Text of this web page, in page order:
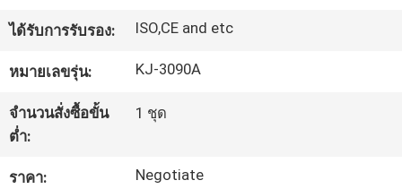
เรา
โรงงาน
ได้รับการรับรอง: ISO,CE and etc
หมายเลขรุ่น: KJ-3090A
จำนวนสั่งซื้อขั้น
ต่ำ:
1 ชุด
ราคา: Negotiate